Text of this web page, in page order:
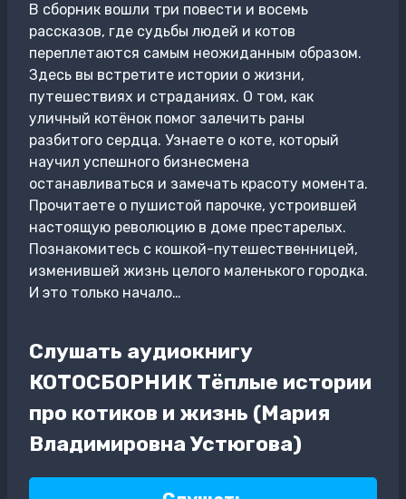
В сборник вошли три повести и восемь
рассказов, где судьбы людей и котов
переплетаются самым неожиданным образом.
Здесь вы встретите истории о жизни,
путешествиях и страданиях. О том, как
уличный котёнок помог залечить раны
разбитого сердца. Узнаете о коте, который
научил успешного бизнесмена
останавливаться и замечать красоту момента.
Прочитаете о пушистой парочке, устроившей
настоящую революцию в доме престарелых.
Познакомитесь с кошкой-путешественницей,
изменившей жизнь целого маленького городка.
И это только начало…
Слушать аудиокнигу
КОТОСБОРНИК Тёплые истории
про котиков и жизнь (Мария
Владимировна Устюгова)